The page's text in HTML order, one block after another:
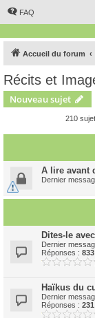
FAQ
Accueil du forum
Récits et
Nouveau sujet
210
A lire avant
Dernier
Dites-le
Dernier
Réponses : 833
Haïkus du
Dernier
Réponses : 231